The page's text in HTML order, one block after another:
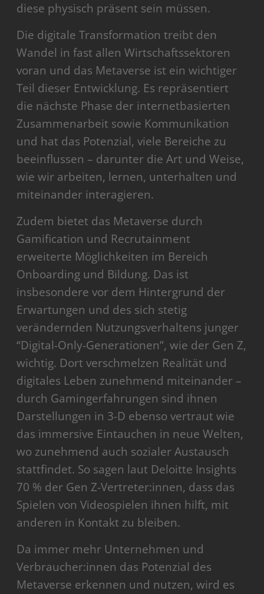
diese physisch präsent sein müssen.
Die digitale Transformation treibt den
Wandel in fast allen Wirtschaftssektoren
voran und das Metaverse ist ein wichtiger
Teil dieser Entwicklung. Es repräsentiert
die nächste Phase der internetbasierten
Zusammenarbeit sowie Kommunikation
und hat das Potenzial, viele Bereiche zu
beeinflussen – darunter die Art und Weise,
wie wir arbeiten, lernen, unterhalten und
miteinander interagieren.
Zudem bietet das Metaverse durch
Gamification und Recrutainment
erweiterte Möglichkeiten im Bereich
Onboarding und Bildung. Das ist
insbesondere vor dem Hintergrund der
Erwartungen und des sich stetig
verändernden Nutzungsverhaltens junger
“Digital-Only-Generationen”, wie der Gen Z,
wichtig. Dort verschmelzen Realität und
digitales Leben zunehmend miteinander –
durch Gamingerfahrungen sind ihnen
Darstellungen in 3-D ebenso vertraut wie
das immersive Eintauchen in neue Welten,
wo zunehmend auch sozialer Austausch
stattfindet. So sagen laut Deloitte Insights
70 % der Gen Z-Vertreter:innen, dass das
Spielen von Videospielen ihnen hilft, mit
anderen in Kontakt zu bleiben.
Da immer mehr Unternehmen und
Verbraucher:innen das Potenzial des
Metaverse erkennen und nutzen, wird es